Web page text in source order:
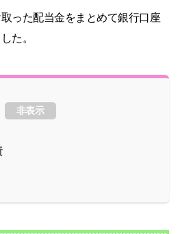
った配当金をまとめて銀行口座
た。
非表示